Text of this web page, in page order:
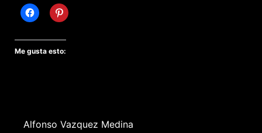
Me gusta esto:
Alfonso Vazquez Medina